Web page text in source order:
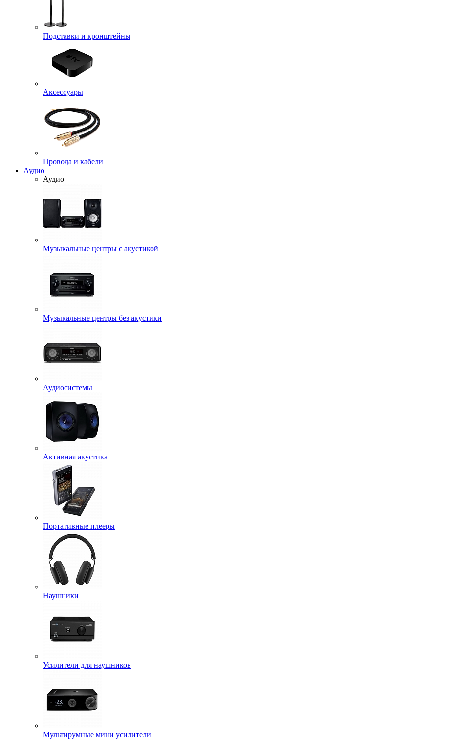
Подставки и кронштейны
Аксессуары
Провода и кабели
Аудио
Аудио
Музыкальные центры с акустикой
Музыкальные центры без акустики
Аудиосистемы
Активная акустика
Портативные плееры
Наушники
Усилители для наушников
Мультирумные мини усилители